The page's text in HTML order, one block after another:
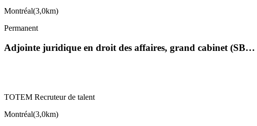
Montréal(3,0km)
Permanent
Adjointe juridique en droit des affaires, grand cabinet (SB…
TOTEM Recruteur de talent
Montréal(3,0km)